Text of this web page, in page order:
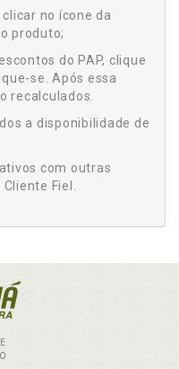
no ícone da
produto;
do PAP, clique
se. Após essa
recalculados.
a disponibilidade de
com outras
Fiel.